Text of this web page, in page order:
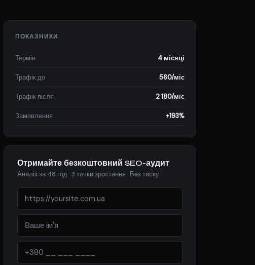
ПОКАЗНИКИ
Термін 4 місяці
Трафік до 560/міс
Трафік після 2 180/міс
Замовлення +193%
Отримайте безкоштовний SEO-аудит
Аналіз за 48 год · 3 точки зростання · Без тиску